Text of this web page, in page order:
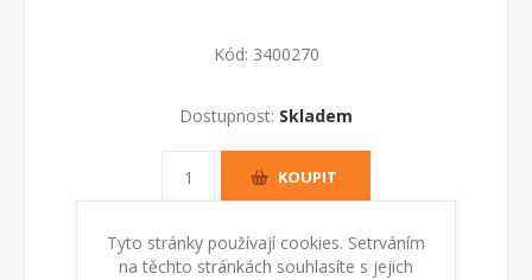
Kód: 3400270
Dostupnost: Skladem
KOUPIT
Tyto stránky používají cookies. Setrváním
na těchto stránkách souhlasíte s jejich